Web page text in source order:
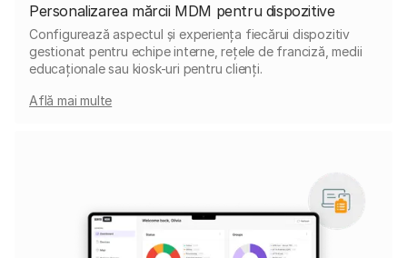
Personalizarea mărcii MDM pentru dispozitive
Configurează aspectul și experiența fiecărui dispozitiv
gestionat pentru echipe interne, rețele de franciză, medii
educaționale sau kiosk-uri pentru clienți.
Află mai multe